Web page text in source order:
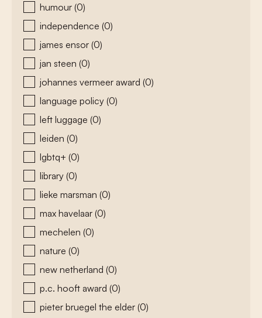
humour (0)
independence (0)
james ensor (0)
jan steen (0)
johannes vermeer award (0)
language policy (0)
left luggage (0)
leiden (0)
lgbtq+ (0)
library (0)
lieke marsman (0)
max havelaar (0)
mechelen (0)
nature (0)
new netherland (0)
p.c. hooft award (0)
pieter bruegel the elder (0)